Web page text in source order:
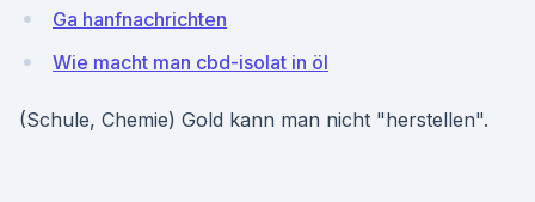
Ga hanfnachrichten
Wie macht man cbd-isolat in öl
(Schule, Chemie) Gold kann man nicht "herstellen".